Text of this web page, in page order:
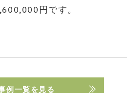
円です。
例一覧を見る